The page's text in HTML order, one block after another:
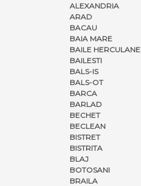
ALEXANDRIA
ARAD
BACAU
BAIA MARE
BAILE HERCULANE
BAILESTI
BALS-IS
BALS-OT
BARCA
BARLAD
BECHET
BECLEAN
BISTRET
BISTRITA
BLAJ
BOTOSANI
BRAILA